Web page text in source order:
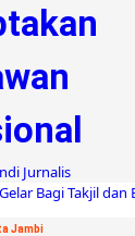
Jurnalis
Jambi